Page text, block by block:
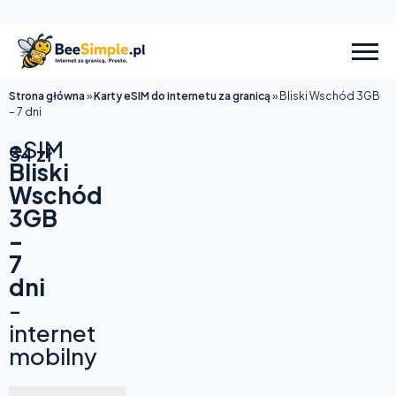
Strona główna»Karty eSIM do internetu za granicą» Bliski Wschód 3GB
– 7 dni
eSIM
Bliski
Wschód
3GB
–
7
dni
-
internet
mobilny
34zł